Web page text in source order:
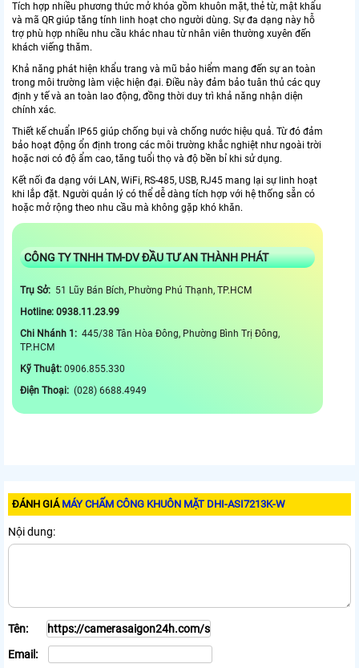
Tích hợp nhiều phương thức mở khóa gồm khuôn mặt, thẻ từ, mật khẩu
và mã QR giúp tăng tính linh hoạt cho người dùng. Sự đa dạng này hỗ
trợ phù hợp nhiều nhu cầu khác nhau từ nhân viên thường xuyên đến
khách viếng thăm.
Khả năng phát hiện khẩu trang và mũ bảo hiểm mang đến sự an toàn
trong môi trường làm việc hiện đại. Điều này đảm bảo tuân thủ các quy
định y tế và an toàn lao động, đồng thời duy trì khả năng nhận diện
chính xác.
Thiết kế chuẩn IP65 giúp chống bụi và chống nước hiệu quả. Từ đó đảm
bảo hoạt động ổn định trong các môi trường khắc nghiệt như ngoài trời
hoặc nơi có độ ẩm cao, tăng tuổi thọ và độ bền bỉ khi sử dụng.
Kết nối đa dạng với LAN, WiFi, RS-485, USB, RJ45 mang lại sự linh hoạt
khi lắp đặt. Người quản lý có thể dễ dàng tích hợp với hệ thống sẵn có
hoặc mở rộng theo nhu cầu mà không gặp khó khăn.
CÔNG TY TNHH TM-DV ĐẦU TƯ AN THÀNH PHÁT
Trụ Sở: 51 Lũy Bán Bích, Phường Phú Thạnh, TP.HCM
Hotline: 0938.11.23.99
Chi Nhánh 1: 445/38 Tân Hòa Đông, Phường Bình Trị Đông,
TP.HCM
Kỹ Thuật: 0906.855.330
Điện Thoại: (028) 6688.4949
ĐÁNH GIÁ MÁY CHẤM CÔNG KHUÔN MẶT DHI-ASI7213K-W
Nội dung:
Tên:
Email: